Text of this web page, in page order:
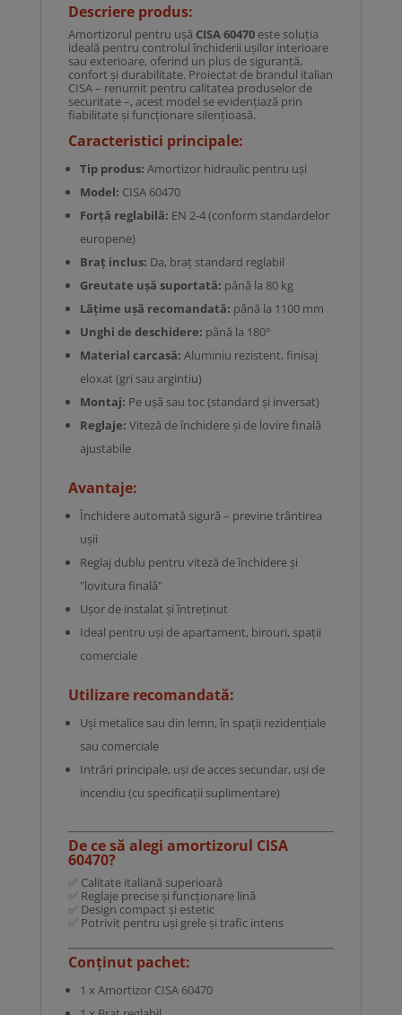
Descriere produs:
Amortizorul pentru ușă CISA 60470este soluția
ideală pentru controlul închiderii ușilor interioare
sau exterioare, oferind un plus de siguranță,
confort și durabilitate. Proiectat de brandul italian
CISA – renumit pentru calitatea produselor de
securitate –, acest model se evidențiază prin
fiabilitate și funcționare silențioasă.
Caracteristici principale:
Tip produs: Amortizor hidraulic pentru uși
Model: CISA 60470
Forță reglabilă: EN 2-4 (conform standardelor
europene)
Braț inclus: Da, braț standard reglabil
Greutate ușă suportată: până la 80 kg
Lățime ușă recomandată: până la 1100 mm
Unghi de deschidere: până la 180°
Material carcasă: Aluminiu rezistent, finisaj
eloxat (gri sau argintiu)
Montaj: Pe ușă sau toc (standard și inversat)
Reglaje: Viteză de închidere și de lovire finală
ajustabile
Avantaje:
Închidere automată sigură – previne trântirea
ușii
Reglaj dublu pentru viteză de închidere și
"lovitura finală"
Ușor de instalat și întreținut
Ideal pentru uși de apartament, birouri, spații
comerciale
Utilizare recomandată:
Uși metalice sau din lemn, în spații rezidențiale
sau comerciale
Intrări principale, uși de acces secundar, uși de
incendiu (cu specificații suplimentare)
De ce să alegi amortizorul CISA
60470?
✅ Calitate italiană superioară
✅ Reglaje precise și funcționare lină
✅ Design compact și estetic
✅ Potrivit pentru uși grele și trafic intens
Conținut pachet:
1 x Amortizor CISA 60470